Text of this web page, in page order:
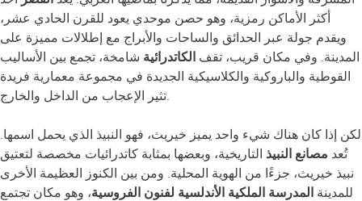
أكثر الأماكن رمزية، وهو حصن موحدي يعود للقرن الحادي عشر،
ويقدم جولة عبر الحدائق والساحات والأبراج مع إطلالات مميزة على
المدينة. وفي مكان قريب، تقف الكاتدرائية شامخة، تجمع بين الأساليب
القوطية والباروكية والكلاسيكية الجديدة في مجموعة معمارية فريدة
تثير الإعجاب من الداخل والخارج.
لكن إذا كان هناك شيء واحد يميز خيريث، فهو النبيذ الذي يحمل اسمها.
تُعد مصانع النبيذ التاريخية، وبعضها بمثابة كاتدرائيات مخصصة لتعتيق
نبيذ خيريث، جزءًا من الهوية المحلية. ومن بين الكنوز العظيمة الأخرى
للمدينة المدرسة الملكية الأندلسية لفنون الفروسية، وهو مكان تجتمع